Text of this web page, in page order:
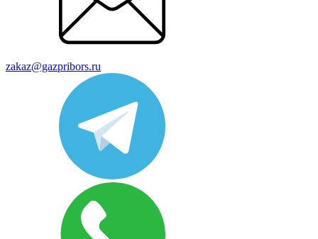
zakaz@gazpribors.ru